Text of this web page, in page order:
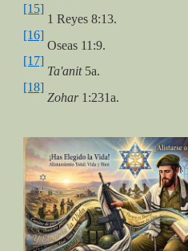
[15]
1 Reyes 8:13.
[16]
Oseas 11:9.
[17]
Ta'anit5a.
[18]
Zohar1:231a.